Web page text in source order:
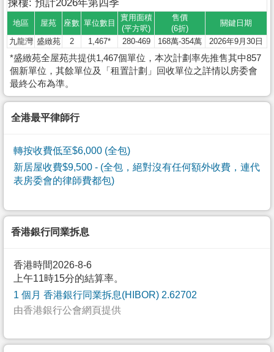
揀樓: 預計2026年第四季
地區 屋苑 座數 單位數目
實用面積
(平方呎)
售價
(6折)
關鍵日期
九龍灣 盛緻苑 2 1,467* 280-469 168萬-354萬 2026年9月30日
*盛緻苑全屋苑共提供1,467個單位，本次計劃率先推售其中857
個新單位，其餘單位及「租置計劃」回收單位之詳情以房委會
最終公布為準。
全港最平律師行
轉按收費低至$6,000 (全包)
新居屋收費$9,500 - (全包，絕對沒有任何額外收費，連代
表房委會的律師費都包)
香港銀行同業拆息
香港時間2026-8-6
上午11時15分的結算率。
1 個月 香港銀行同業拆息(HIBOR) 2.62702
由香港銀行公會網頁提供